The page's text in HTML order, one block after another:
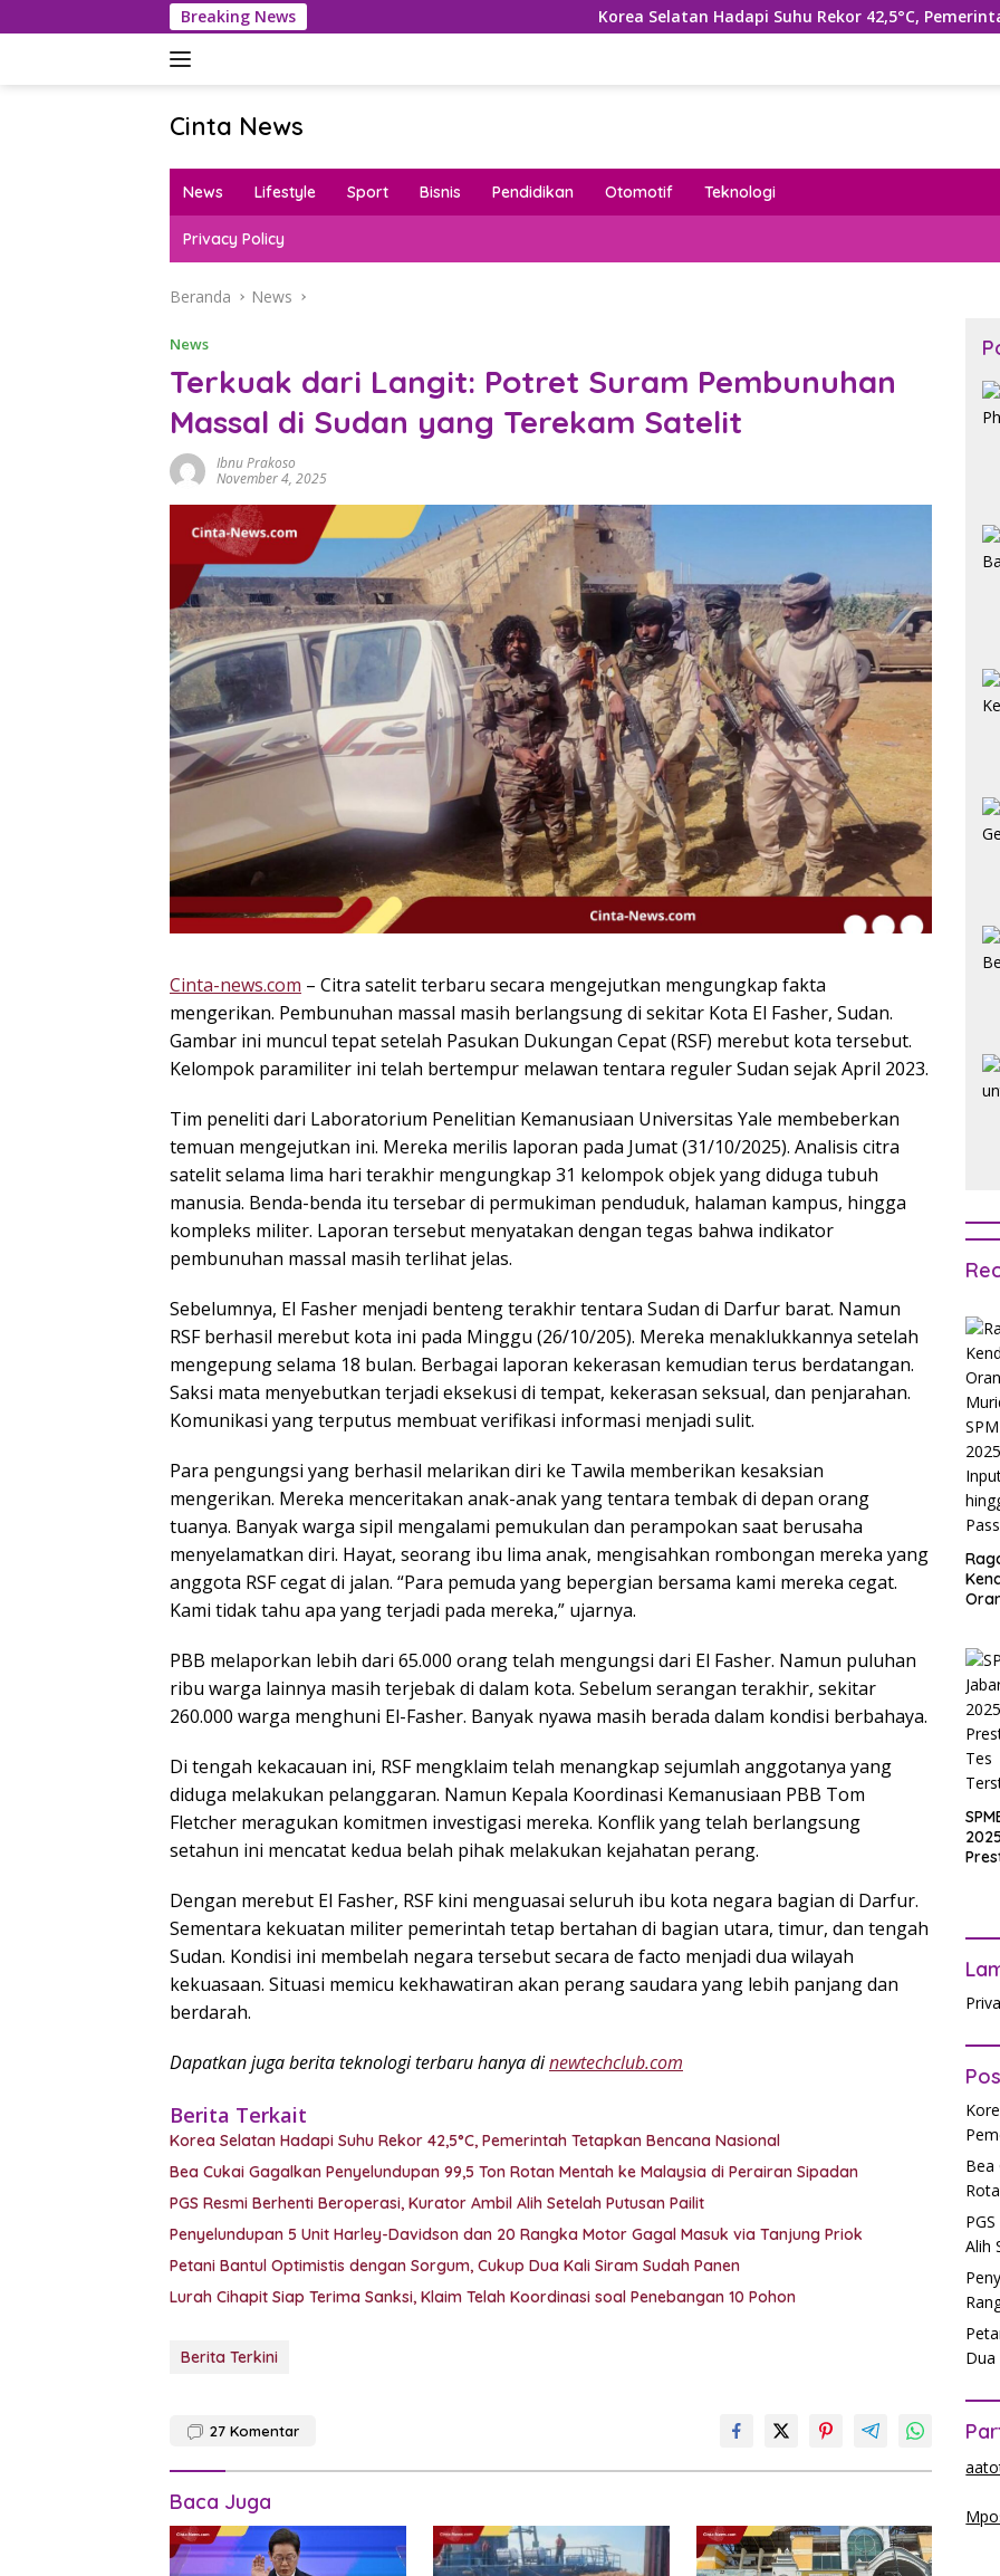
ke
Breaking News Korea Selatan Hadapi Suhu Rekor 42,5°C, Pemerintah Tetapkan
Cinta News
News
Kabar
Inspirasi!
News Lifestyle Sport Bisnis Pendidikan Otomotif Teknologi
Privacy Policy
Beranda News
News
Terkuak dari Langit: Potret Suram Pembunuhan
Massal di Sudan yang Terekam Satelit
Ibnu Prakoso
November 4, 2025
Cinta-news.com – Citra satelit terbaru secara mengejutkan mengungkap fakta
mengerikan. Pembunuhan massal masih berlangsung di sekitar Kota El Fasher, Sudan.
Gambar ini muncul tepat setelah Pasukan Dukungan Cepat (RSF) merebut kota tersebut.
Kelompok paramiliter ini telah bertempur melawan tentara reguler Sudan sejak April 2023.
Tim peneliti dari Laboratorium Penelitian Kemanusiaan Universitas Yale membeberkan
temuan mengejutkan ini. Mereka merilis laporan pada Jumat (31/10/2025). Analisis citra
satelit selama lima hari terakhir mengungkap 31 kelompok objek yang diduga tubuh
manusia. Benda-benda itu tersebar di permukiman penduduk, halaman kampus, hingga
kompleks militer. Laporan tersebut menyatakan dengan tegas bahwa indikator
pembunuhan massal masih terlihat jelas.
Sebelumnya, El Fasher menjadi benteng terakhir tentara Sudan di Darfur barat. Namun
RSF berhasil merebut kota ini pada Minggu (26/10/205). Mereka menaklukkannya setelah
mengepung selama 18 bulan. Berbagai laporan kekerasan kemudian terus berdatangan.
Saksi mata menyebutkan terjadi eksekusi di tempat, kekerasan seksual, dan penjarahan.
Komunikasi yang terputus membuat verifikasi informasi menjadi sulit.
Para pengungsi yang berhasil melarikan diri ke Tawila memberikan kesaksian
mengerikan. Mereka menceritakan anak-anak yang tentara tembak di depan orang
tuanya. Banyak warga sipil mengalami pemukulan dan perampokan saat berusaha
menyelamatkan diri. Hayat, seorang ibu lima anak, mengisahkan rombongan mereka yang
anggota RSF cegat di jalan. “Para pemuda yang bepergian bersama kami mereka cegat.
Kami tidak tahu apa yang terjadi pada mereka,” ujarnya.
PBB melaporkan lebih dari 65.000 orang telah mengungsi dari El Fasher. Namun puluhan
ribu warga lainnya masih terjebak di dalam kota. Sebelum serangan terakhir, sekitar
260.000 warga menghuni El-Fasher. Banyak nyawa masih berada dalam kondisi berbahaya.
Di tengah kekacauan ini, RSF mengklaim telah menangkap sejumlah anggotanya yang
diduga melakukan pelanggaran. Namun Kepala Koordinasi Kemanusiaan PBB Tom
Fletcher meragukan komitmen investigasi mereka. Konflik yang telah berlangsung
setahun ini mencatat kedua belah pihak melakukan kejahatan perang.
Dengan merebut El Fasher, RSF kini menguasai seluruh ibu kota negara bagian di Darfur.
Sementara kekuatan militer pemerintah tetap bertahan di bagian utara, timur, dan tengah
Sudan. Kondisi ini membelah negara tersebut secara de facto menjadi dua wilayah
kekuasaan. Situasi memicu kekhawatiran akan perang saudara yang lebih panjang dan
berdarah.
Dapatkan juga berita teknologi terbaru hanya dinewtechclub.com
Berita Terkait
Korea Selatan Hadapi Suhu Rekor 42,5°C, Pemerintah Tetapkan Bencana Nasional
Bea Cukai Gagalkan Penyelundupan 99,5 Ton Rotan Mentah ke Malaysia di Perairan Sipadan
PGS Resmi Berhenti Beroperasi, Kurator Ambil Alih Setelah Putusan Pailit
Penyelundupan 5 Unit Harley-Davidson dan 20 Rangka Motor Gagal Masuk via Tanjung Priok
Petani Bantul Optimistis dengan Sorgum, Cukup Dua Kali Siram Sudah Panen
Lurah Cihapit Siap Terima Sanksi, Klaim Telah Koordinasi soal Penebangan 10 Pohon
Berita Terkini
27 Komentar
Baca Juga
Bea
Alih
Dua